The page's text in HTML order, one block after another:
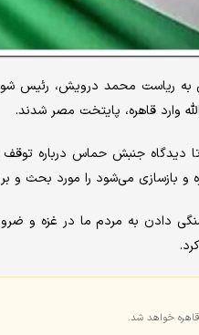
به ریاست محمد درویش، رئیس
وارد قاهره، پایتخت مصر شدند.
دیدگاه جنبش حماس درباره
و بازسازی می‌شود را مورد بحث و
دادن به مردم ما در غزه و
خواهد شد.